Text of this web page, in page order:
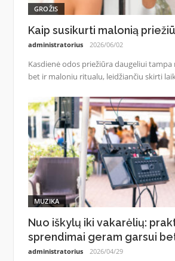
GROŽIS
Kaip susikurti malonią
administratorius 2026/06/02
Kasdienė odos priežiūra daugeliui
bet ir maloniu ritualu, leidžiančiu skirti
MUZIKA
Nuo iškylų iki vakarėlių:
sprendimai geram garsui
administratorius 2026/04/29